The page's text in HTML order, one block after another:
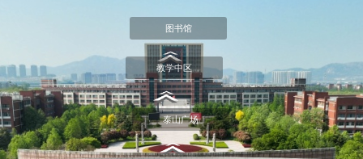
泰山广场
图书馆
教学中区